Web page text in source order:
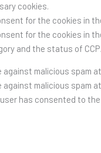
cookies.
for the cookies in
for the cookies in
and the status of
malicious spam
malicious spam
has consented to